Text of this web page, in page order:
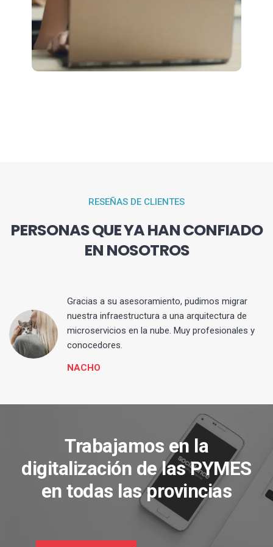
RESEÑAS DE CLIENTES
PERSONAS QUE YA HAN CONFIADO
EN NOSOTROS
Gracias a su asesoramiento, pudimos migrar
nuestra infraestructura a una arquitectura de
microservicios en la nube. Muy profesionales y
conocedores.
NACHO
Trabajamos en la
digitalización de las PYMES
en todas las provincias